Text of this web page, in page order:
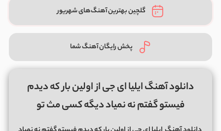
گلچین بهترین آهنگ‌های شهریور
پخش رایگان آهنگ شما
دانلود آهنگ ایلیا ای جی از اولین بار که دیدم
فیستو گفتم نه نمیاد دیگه کسی مث تو